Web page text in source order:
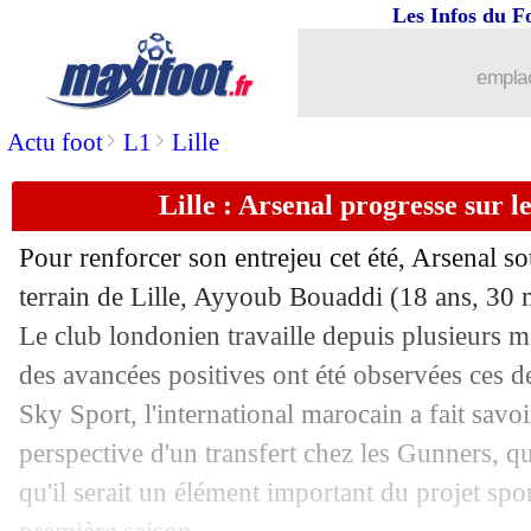
Actu foot> L1 > Lille
Les Infos du
Lille : Arsenal progresse sur
Pour renforcer son entrejeu cet été, Arsenal
terrain de Lille, Ayyoub Bouaddi (18 ans, 30
Le club londonien travaille depuis plusieurs
des avancées positives ont été observées ces
Sky Sport, l'international marocain a fait
perspective d'un transfert chez les Gunners,
qu'il serait un élément important du projet
Atletico : Alvarez n'ira pas au Real
13/06 PFC: ça avance pour un talent belge
13/06 Ghana: le gouvernement défend
13/06 Burnley : Florentino Luis pour 24
13/06 France-Sénégal : un Australien au
13/06 Slovan: Yaya Touré nommé coach
13/06 Elche: Anselmi sur le banc (officiel)